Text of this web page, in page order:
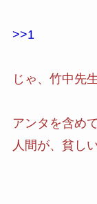
>>1
じゃ、竹中先
アンタを含め
人間が、貧し